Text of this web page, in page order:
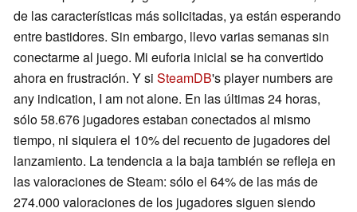
de las características más solicitadas, ya están esperando
entre bastidores. Sin embargo, llevo varias semanas sin
conectarme al juego. Mi euforia inicial se ha convertido
ahora en frustración. Y si SteamDB's player numbers are
any indication, I am not alone. En las últimas 24 horas,
sólo 58.676 jugadores estaban conectados al mismo
tiempo, ni siquiera el 10% del recuento de jugadores del
lanzamiento. La tendencia a la baja también se refleja en
las valoraciones de Steam: sólo el 64% de las más de
274.000 valoraciones de los jugadores siguen siendo